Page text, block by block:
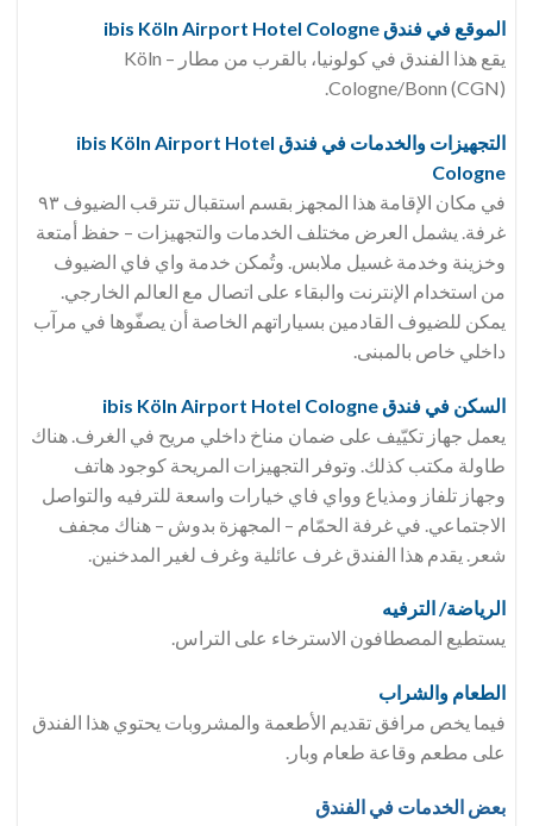
الموقع في فندق ibis Köln Airport Hotel Cologne
يقع هذا الفندق في كولونيا، بالقرب من مطار Köln –
Cologne/Bonn (CGN).
التجهيزات والخدمات في فندق ibis Köln Airport Hotel
Cologne
في مكان الإقامة هذا المجهز بقسم استقبال تترقب الضيوف ٩٣
غرفة. يشمل العرض مختلف الخدمات والتجهيزات – حفظ أمتعة
وخزينة وخدمة غسيل ملابس. وتُمكن خدمة واي فاي الضيوف
من استخدام الإنترنت والبقاء على اتصال مع العالم الخارجي.
يمكن للضيوف القادمين بسياراتهم الخاصة أن يصفّوها في مرآب
داخلي خاص بالمبنى.
السكن في فندق ibis Köln Airport Hotel Cologne
يعمل جهاز تكيّيف على ضمان مناخ داخلي مريح في الغرف. هناك
طاولة مكتب كذلك. وتوفر التجهيزات المريحة كوجود هاتف
وجهاز تلفاز ومذياع وواي فاي خيارات واسعة للترفيه والتواصل
الاجتماعي. في غرفة الحمّام – المجهزة بدوش – هناك مجفف
شعر. يقدم هذا الفندق غرف عائلية وغرف لغير المدخنين.
الرياضة/ الترفيه
يستطيع المصطافون الاسترخاء على التراس.
الطعام والشراب
فيما يخص مرافق تقديم الأطعمة والمشروبات يحتوي هذا الفندق
على مطعم وقاعة طعام وبار.
بعض الخدمات في الفندق